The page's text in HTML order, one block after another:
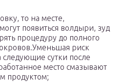
то на месте,
появиться волдыри, зуд
процедуру до полного
риск
следующие сутки после
место смазывают
продуктом;